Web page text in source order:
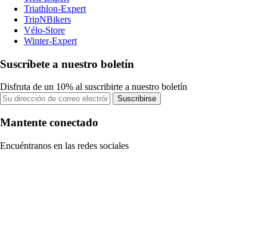
Triathlon-Expert
TripNBikers
Vélo-Store
Winter-Expert
Suscríbete a nuestro boletín
Disfruta de un 10% al suscribirte a nuestro boletín
Suscribirse
Mantente conectado
Encuéntranos en las redes sociales